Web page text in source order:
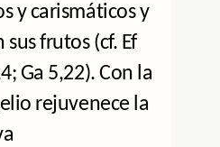
y carismáticos y
frutos (cf. Ef
Ga 5,22). Con la
rejuvenece la